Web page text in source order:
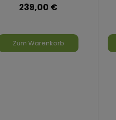
239,00 €
Zum Warenkorb